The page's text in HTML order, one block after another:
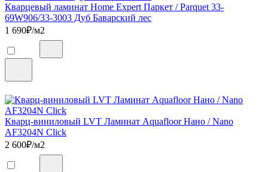
Кварцевый ламинат Home Expert Паркет / Parquet 33-
69W906/33-3003 Дуб Баварский лес
1 690₽/м2
Кварц-виниловый LVT Ламинат Aquafloor Нано / Nano
AF3204N Click
2 600₽/м2